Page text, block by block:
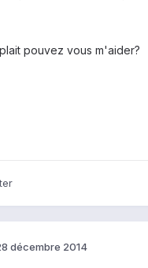
pouvez vous m'aider?
décembre 2014